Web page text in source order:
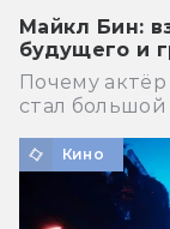
Майкл Бин:
будущего и
Почему
стал большой
Кино